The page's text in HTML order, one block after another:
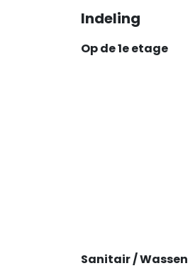
Indeling
Op de 1e etage
Sanitair / Wassen